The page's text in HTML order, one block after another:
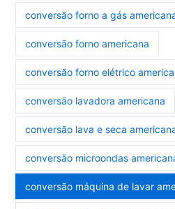
conversão forno a gás
conversão forno americana
conversão forno elétrico
conversão lavadora americana
conversão lava e seca
conversão microondas
conversão máquina de lavar